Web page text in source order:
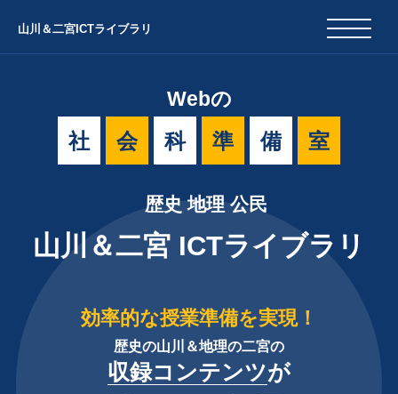
山川＆二宮ICTライブラリ
Webの
社 会 科 準 備 室
歴史 地理 公民
山川＆二宮 ICTライブラリ
効率的な授業準備を実現！
歴史の山川＆地理の二宮の
収録コンテンツが